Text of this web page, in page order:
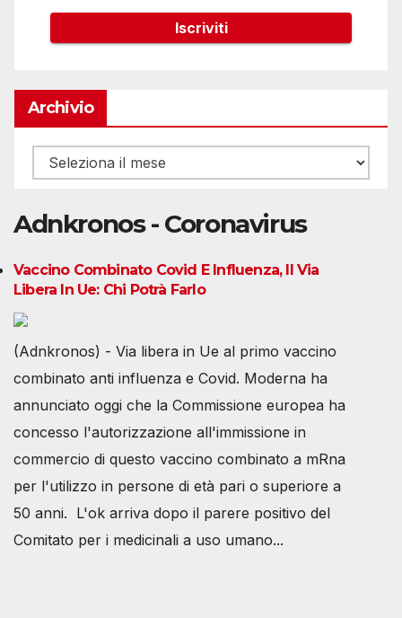
Archivio
Archivio
Adnkronos - Coronavirus
Vaccino Combinato Covid E Influenza, Il Via
Libera In Ue: Chi Potrà Farlo
(Adnkronos) - Via libera in Ue al primo vaccino
combinato anti influenza e Covid. Moderna ha
annunciato oggi che la Commissione europea ha
concesso l'autorizzazione all'immissione in
commercio di questo vaccino combinato a mRna
per l'utilizzo in persone di età pari o superiore a
50 anni. L'ok arriva dopo il parere positivo del
Comitato per i medicinali a uso umano...